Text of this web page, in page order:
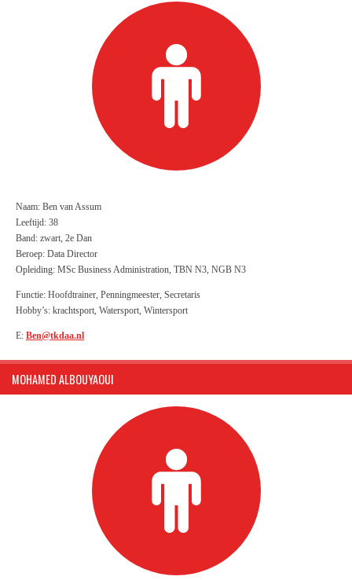
Naam: Ben van Assum
Leeftijd: 38
Band: zwart, 2e Dan
Beroep: Data Director
Opleiding: MSc Business Administration, TBN N3, NGB N3
Functie: Hoofdtrainer, Penningmeester, Secretaris
Hobby’s: krachtsport, Watersport, Wintersport
E: Ben@tkdaa.nl
MOHAMED ALBOUYAOUI